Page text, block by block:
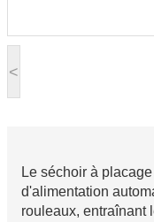
<
Le séchoir à
d'alimentation
rouleaux, entraînant